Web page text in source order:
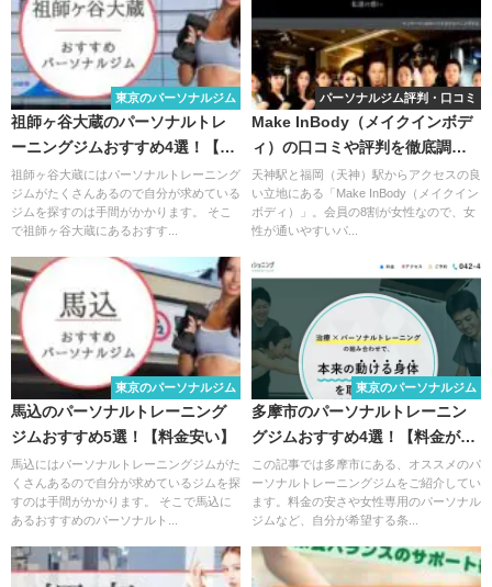
東京のパーソナルジム
祖師ヶ谷大蔵のパーソナルトレ
ーニングジムおすすめ4選！【料
金安い】
祖師ヶ谷大蔵にはパーソナルトレーニング
ジムがたくさんあるので自分が求めている
ジムを探すのは手間がかかります。 そこ
で祖師ヶ谷大蔵にあるおすす...
パーソナルジム評判・口コミ
Make InBody（メイクインボデ
ィ）の口コミや評判を徹底調
査！料金やトレーナーについて
も解説
天神駅と福岡（天神）駅からアクセスの良
い立地にある「Make InBody（メイクイン
ボディ）」。会員の8割が女性なので、女
性が通いやすいパ...
東京のパーソナルジム
馬込のパーソナルトレーニング
ジムおすすめ5選！【料金安い】
馬込にはパーソナルトレーニングジムがた
くさんあるので自分が求めているジムを探
すのは手間がかかります。 そこで馬込に
あるおすすめのパーソナルト...
東京のパーソナルジム
多摩市のパーソナルトレーニン
グジムおすすめ4選！【料金が安
い】
この記事では多摩市にある、オススメのパ
ーソナルトレーニングジムをご紹介してい
ます。料金の安さや女性専用のパーソナル
ジムなど、自分が希望する条...